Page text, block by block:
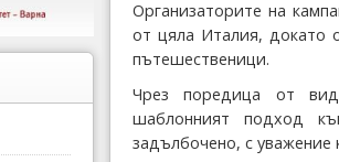
Организаторите на
от цяла Италия, докато
пътешественици.
Чрез поредица от
шаблонният подход
задълбочено, с уважение